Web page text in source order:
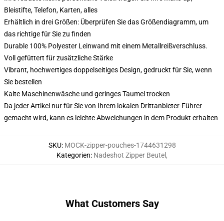
Bleistifte, Telefon, Karten, alles
Erhältlich in drei Größen: Überprüfen Sie das Größendiagramm, um
das richtige für Sie zu finden
Durable 100% Polyester Leinwand mit einem Metallreißverschluss.
Voll gefüttert für zusätzliche Stärke
Vibrant, hochwertiges doppelseitiges Design, gedruckt für Sie, wenn
Sie bestellen
Kalte Maschinenwäsche und geringes Taumel trocken
Da jeder Artikel nur für Sie von Ihrem lokalen Drittanbieter-Führer
gemacht wird, kann es leichte Abweichungen in dem Produkt erhalten
SKU: MOCK-zipper-pouches-1744631298
Kategorien: Nadeshot Zipper Beutel ,
What Customers Say